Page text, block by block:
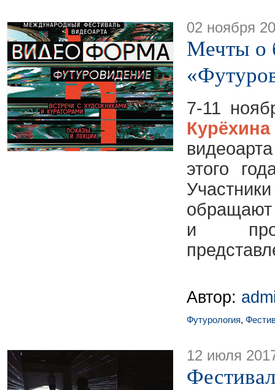
02 ноября
Мечты о
7-11
Курёхина
этого
и
Автор:
Футурология,
12 июля